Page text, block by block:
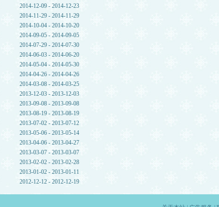
2014-12-09 - 2014-12-23
2014-11-29 - 2014-11-29
2014-10-04 - 2014-10-20
2014-09-05 - 2014-09-05
2014-07-29 - 2014-07-30
2014-06-03 - 2014-06-20
2014-05-04 - 2014-05-30
2014-04-26 - 2014-04-26
2014-03-08 - 2014-03-25
2013-12-03 - 2013-12-03
2013-09-08 - 2013-09-08
2013-08-19 - 2013-08-19
2013-07-02 - 2013-07-12
2013-05-06 - 2013-05-14
2013-04-06 - 2013-04-27
2013-03-07 - 2013-03-07
2013-02-02 - 2013-02-28
2013-01-02 - 2013-01-11
2012-12-12 - 2012-12-19